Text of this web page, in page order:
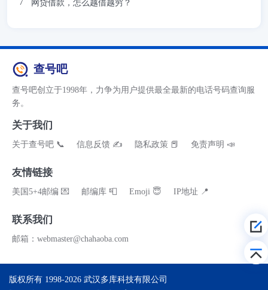
网贷借款，怎么越借越穷？
查号吧
查号吧创立于1998年，力争为用户提供最全最新的电话号码查询服
务。
关于我们
关于查号吧 📞 信息反馈 ✍ 隐私政策 📕 免责声明 📣
友情链接
美国5+4邮编 💌 邮编库 📮 Emoji 😇 IP地址 📍
联系我们
邮箱：webmaster@chahaoba.com
版权所有 1998-2026 武汉多库科技有限公司